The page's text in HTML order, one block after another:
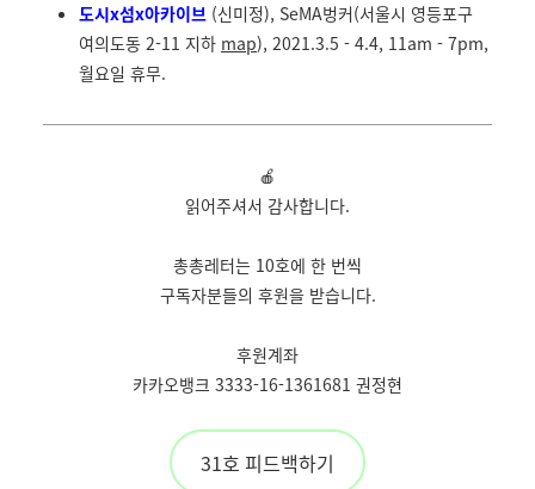
도시x섬x아카이브 (신미정), SeMA벙커(서울시 영등포구
여의도동 2-11 지하 map), 2021.3.5 - 4.4, 11am - 7pm,
월요일 휴무.
🍎
읽어주셔서 감사합니다.
총총레터는 10호에 한 번씩
구독자분들의 후원을 받습니다.
후원계좌
카카오뱅크 3333-16-1361681 권정현
31호 피드백하기